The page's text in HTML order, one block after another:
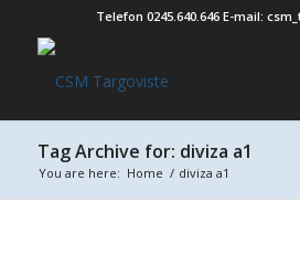
Telefon 0245.640.646 E-mail:
Tag Archive for: diviza a1
You are here: Home / diviza a1